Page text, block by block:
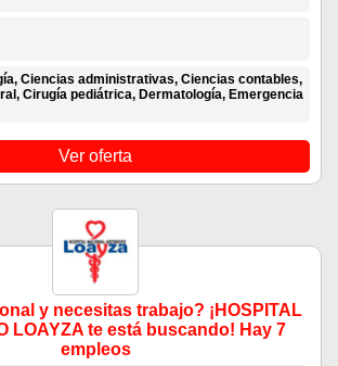
Ciencias administrativas, Ciencias contables,
Cirugía pediátrica, Dermatología, Emergencia
Ver oferta
y necesitas trabajo? ¡HOSPITAL
LOAYZA te está buscando! Hay 7
empleos